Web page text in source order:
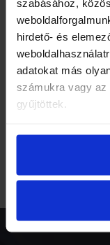
szabásához,
hirdető- és
adatokat más
számukra vagy az
gyűjtöttek.
Az ajánlat